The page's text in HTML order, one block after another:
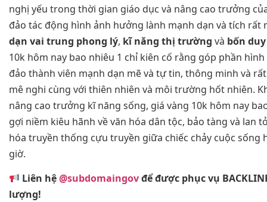
nghị yếu trong thời gian giáo dục và nâng cao trưởng
đảo tác động hình ảnh hưởng lành mạnh dạn và tích rất
dạn vai trung phong lý, kĩ năng thị trường và bốn
10k hôm nay bao nhiêu 1 chỉ kiên cố rằng góp phần
đảo thành viên mạnh dạn mẽ và tự tin, thông minh và
mê nghi cùng với thiên nhiên và môi trường hốt nhiên.
nâng cao trưởng kĩ năng sống, giá vàng 10k hôm nay
gợi niềm kiêu hãnh về văn hóa dân tộc, bảo tàng và lan
hóa truyền thống cựu truyền giữa chiếc chảy cuộc sống
giờ.
Liên hệ@subdomaingovđể được phục vụ
lượng!